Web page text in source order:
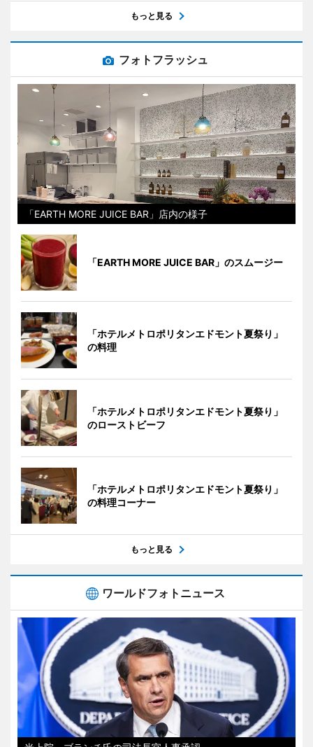
もっと見る
フォトフラッシュ
「EARTH MORE JUICE BAR」店内の様子
「EARTH MORE JUICE BAR」のスムージー
「ホテルメトロポリタンエドモント夏祭り」
の料理
「ホテルメトロポリタンエドモント夏祭り」
のローストビーフ
「ホテルメトロポリタンエドモント夏祭り」
の料理コーナー
もっと見る
ワールドフォトニュース